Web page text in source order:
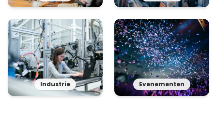
Industrie Evenementen